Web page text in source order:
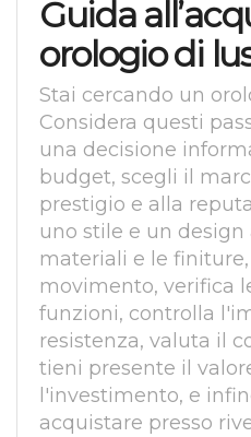
Guida
orologio di
Stai cercando un
Considera questi
una decisione
budget, scegli il
prestigio e alla
uno stile e un
materiali e le
movimento, verifica
funzioni, controlla
resistenza, valuta il
tieni presente il
l'investimento, e
acquistare presso